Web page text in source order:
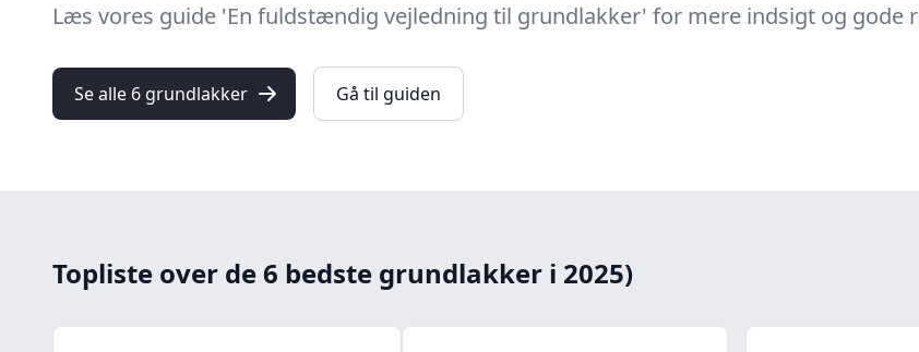
Læs vores guide 'En fuldstændig vejledning til grundlakker' for mere indsigt og gode
Se alle 6 grundlakker Gå til guiden
Topliste over de 6 bedste grundlakker i 2025)